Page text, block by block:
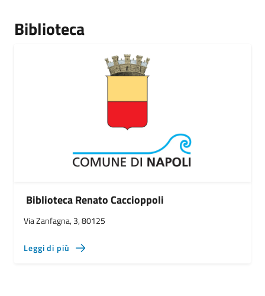
Biblioteca
Biblioteca Renato Caccioppoli
Via Zanfagna, 3, 80125
Leggi di più